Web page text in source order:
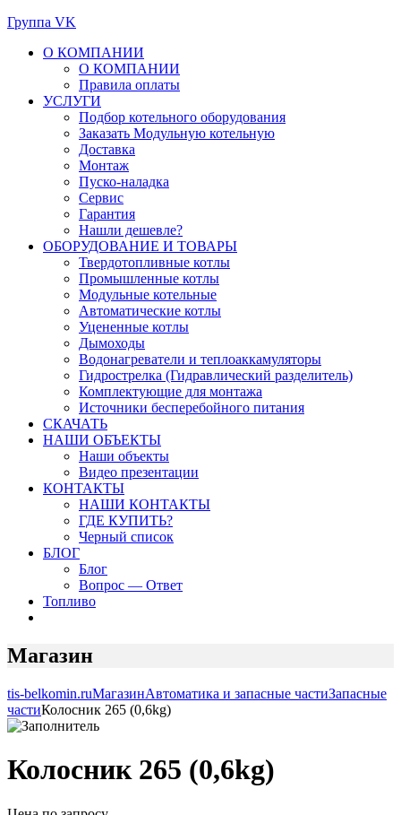
Группа VK
О КОМПАНИИ
О КОМПАНИИ
Правила оплаты
УСЛУГИ
Подбор котельного оборудования
Заказать Модульную котельную
Доставка
Монтаж
Пуско-наладка
Сервис
Гарантия
Нашли дешевле?
ОБОРУДОВАНИЕ И ТОВАРЫ
Твердотопливные котлы
Промышленные котлы
Модульные котельные
Автоматические котлы
Уцененные котлы
Дымоходы
Водонагреватели и теплоаккамуляторы
Гидрострелка (Гидравлический разделитель)
Комплектующие для монтажа
Источники бесперебойного питания
СКАЧАТЬ
НАШИ ОБЪЕКТЫ
Наши объекты
Видео презентации
КОНТАКТЫ
НАШИ КОНТАКТЫ
ГДЕ КУПИТЬ?
Черный список
БЛОГ
Блог
Вопрос — Ответ
Топливо
Магазин
tis-belkomin.ruМагазинАвтоматика и запасные частиЗапасные
частиКолосник 265 (0,6kg)
Колосник 265 (0,6kg)